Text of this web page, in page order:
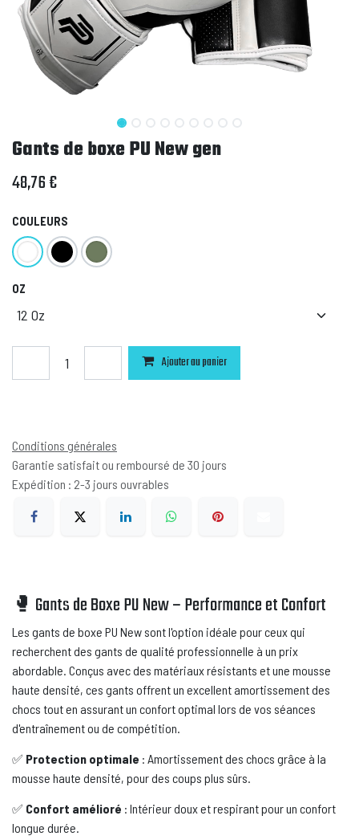
Gants de boxe PU New gen
48,76€
COULEURS
OZ
Ajouter au panier
Conditions générales
Garantie satisfait ou remboursé de 30 jours
Expédition : 2-3 jours ouvrables
🥊 Gants de Boxe PU New – Performance et Confort
Les gants de boxe PU New sont l'option idéale pour ceux qui
recherchent des gants de qualité professionnelle à un prix
abordable. Conçus avec des matériaux résistants et une mousse
haute densité, ces gants offrent un excellent amortissement des
chocs tout en assurant un confort optimal lors de vos séances
d'entraînement ou de compétition.
✅ Protection optimale : Amortissement des chocs grâce à la
mousse haute densité, pour des coups plus sûrs.
✅ Confort amélioré : Intérieur doux et respirant pour un confort
longue durée.